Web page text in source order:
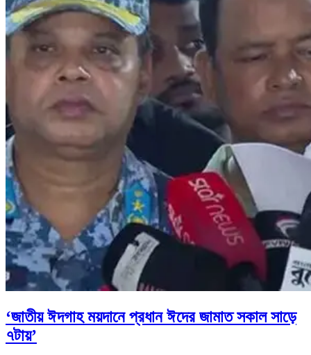
‘জাতীয় ঈদগাহ ময়দানে প্রধান ঈদের জামাত সকাল সাড়ে
৭টায়’